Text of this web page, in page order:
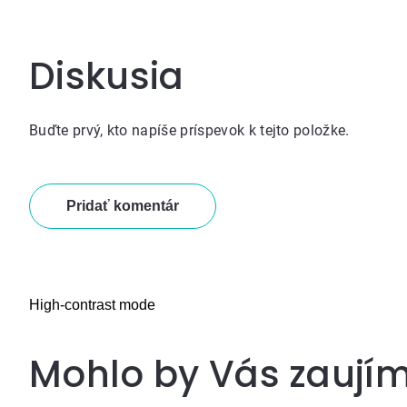
Diskusia
Buďte prvý, kto napíše príspevok k tejto položke.
Pridať komentár
High-contrast mode
Mohlo by Vás